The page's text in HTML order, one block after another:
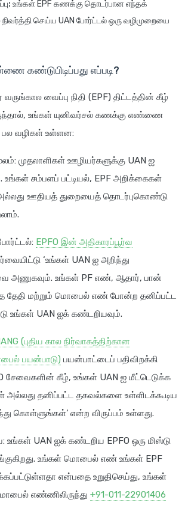
உங்கள் EPF கணக்கு தொடர்பான எந்தக்
நிவர்த்தி செய்ய UAN போர்ட்டல் ஒரு வழிமுறையை
கண்டுபிடிப்பது எப்படி?
வைப்பு நிதி (EPF) திட்டத்தின் கீழ்
உங்கள் யுனிவர்சல் கணக்கு எண்ணை
பல வழிகள் உள்ளன:
: முதலாளிகள் ஊழியர்களுக்கு UAN ஐ
உங்கள் சம்பளப் பட்டியல், EPF அறிக்கைகள்
ஊதியத் துறையைத் தொடர்புகொண்டு
போர்ட்டல்: EPFO இன் அதிகாரப்பூர்வ
‘உங்கள் UAN ஐ அறிந்து
அணுகவும். உங்கள் PF எண், ஆதார், பான்
தேதி மற்றும் மொபைல் எண் போன்ற தனிப்பட்ட
உங்கள் UAN ஐக் கண்டறியவும்.
(புதிய கால நிர்வாகத்திற்கான
பயன்பாடு) பயன்பாட்டைப் பதிவிறக்கி
சேவைகளின் கீழ், உங்கள் UAN ஐ மீட்டெடுக்க
அல்லது தனிப்பட்ட தகவல்களை உள்ளிடக்கூடிய
கொள்ளுங்கள்’ என்ற விருப்பம் உள்ளது.
: உங்கள் UAN ஐக் கண்டறிய EPFO ஒரு மிஸ்டு
உங்கள் மொபைல் எண் உங்கள் EPF
என்பதை உறுதிசெய்து, உங்கள்
எண்ணிலிருந்து +91-011-22901406